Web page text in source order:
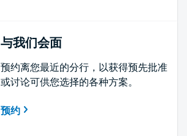
与我们会面
预约离您最近的分行，以获得预先批准
或讨论可供您选择的各种方案。
预约